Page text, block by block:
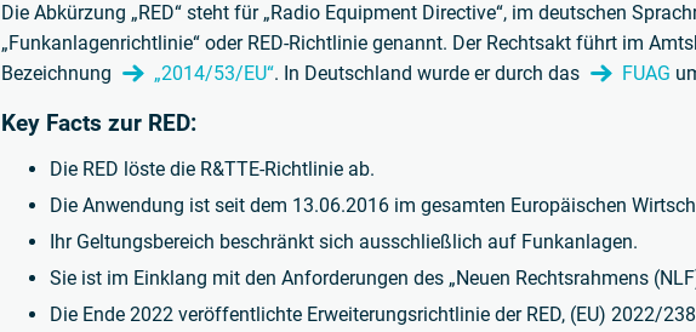
Die Abkürzung „RED“ steht für „Radio Equipment Directive“, im deutschen
„Funkanlagenrichtlinie“ oder RED-Richtlinie genannt. Der Rechtsakt führt im
Bezeichnung
„2014/53/EU“. In Deutschland wurde er durch das FUAG
Key Facts zur RED:
Die RED löste die R&TTE-Richtlinie ab.
Die Anwendung ist seit dem 13.06.2016 im gesamten Europäischen
Ihr Geltungsbereich beschränkt sich ausschließlich auf Funkanlagen.
Sie ist im Einklang mit den Anforderungen des „Neuen Rechtsrahmens
Die Ende 2022 veröffentlichte Erweiterungsrichtlinie der RED, (EU) 2022/